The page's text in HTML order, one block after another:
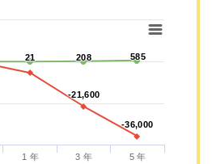
21
21 208
208 585
585
-21,600
-21,600
-36,000
-36,000
1 年 3 年 5 年